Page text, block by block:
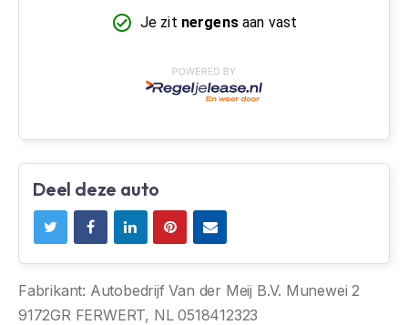
Deel deze auto
Fabrikant: Autobedrijf Van der Meij B.V. Munewei 2
9172GR FERWERT, NL 0518412323